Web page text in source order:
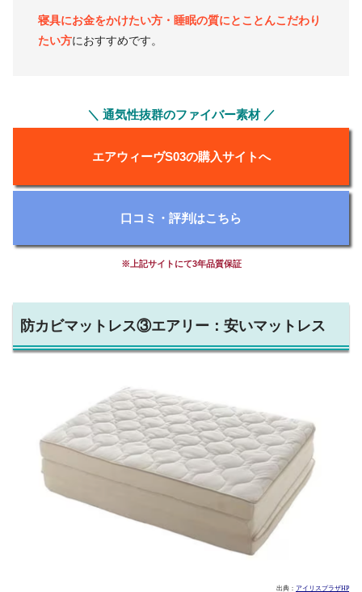
寝具にお金をかけたい方・睡眠の質にとことんこだわり
たい方におすすめです。
＼ 通気性抜群のファイバー素材 ／
エアウィーヴS03の購入サイトへ
口コミ・評判はこちら
※上記サイトにて3年品質保証
防カビマットレス③エアリー：安いマットレス
出典： アイリスプラザHP